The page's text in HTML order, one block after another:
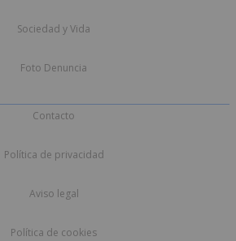
Sociedad y Vida
Foto Denuncia
Contacto
Política de privacidad
Aviso legal
Política de cookies